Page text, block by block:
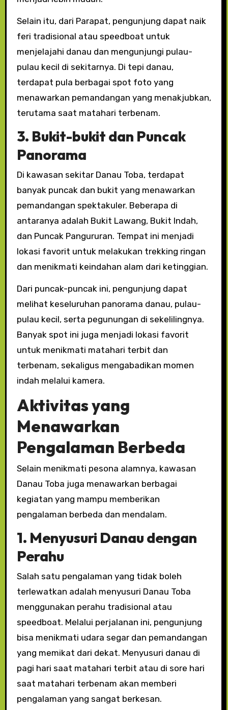
Selain itu, dari Parapat, pengunjung dapat naik
feri tradisional atau speedboat untuk
menjelajahi danau dan mengunjungi pulau-
pulau kecil di sekitarnya. Di tepi danau,
terdapat pula berbagai spot foto yang
menawarkan pemandangan yang menakjubkan,
terutama saat matahari terbenam.
3. Bukit-bukit dan Puncak
Panorama
Di kawasan sekitar Danau Toba, terdapat
banyak puncak dan bukit yang menawarkan
pemandangan spektakuler. Beberapa di
antaranya adalah Bukit Lawang, Bukit Indah,
dan Puncak Pangururan. Tempat ini menjadi
lokasi favorit untuk melakukan trekking ringan
dan menikmati keindahan alam dari ketinggian.
Dari puncak-puncak ini, pengunjung dapat
melihat keseluruhan panorama danau, pulau-
pulau kecil, serta pegunungan di sekelilingnya.
Banyak spot ini juga menjadi lokasi favorit
untuk menikmati matahari terbit dan
terbenam, sekaligus mengabadikan momen
indah melalui kamera.
Aktivitas yang
Menawarkan
Pengalaman Berbeda
Selain menikmati pesona alamnya, kawasan
Danau Toba juga menawarkan berbagai
kegiatan yang mampu memberikan
pengalaman berbeda dan mendalam.
1. Menyusuri Danau dengan
Perahu
Salah satu pengalaman yang tidak boleh
terlewatkan adalah menyusuri Danau Toba
menggunakan perahu tradisional atau
speedboat. Melalui perjalanan ini, pengunjung
bisa menikmati udara segar dan pemandangan
yang memikat dari dekat. Menyusuri danau di
pagi hari saat matahari terbit atau di sore hari
saat matahari terbenam akan memberi
pengalaman yang sangat berkesan.